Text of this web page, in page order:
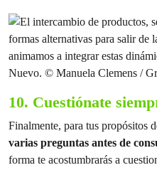
10. Cuestiónate
Finalmente, para tus propósitos
varias preguntas antes de
forma te acostumbrarás a